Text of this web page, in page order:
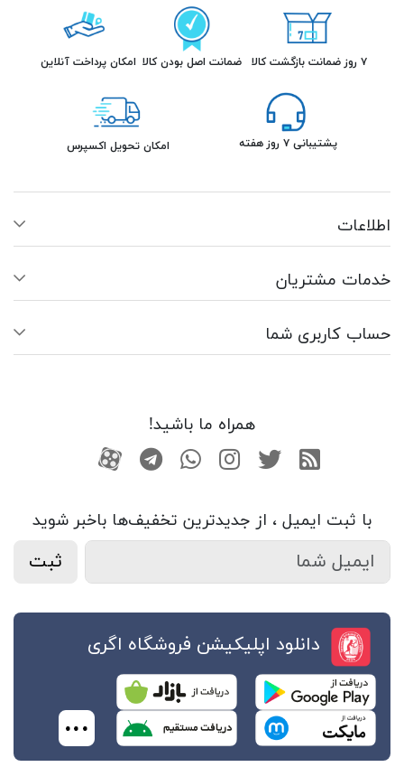
۷ روز ضمانت بازگشت کالا ضمانت اصل بودن کالا امکان پرداخت آنلاین
پشتیبانی ۷ روز هفته امکان تحویل اکسپرس
اطلاعات
خدمات مشتریان
حساب کاربری شما
همراه ما باشید!
RSS توییتراینستاگرام
واتساپتلگرامآپارات
با ثبت ایمیل ، از جدید‌ترین تخفیف‌ها با‌خبر شوید
ثبت
دانلود اپلیکیشن فروشگاه اگری